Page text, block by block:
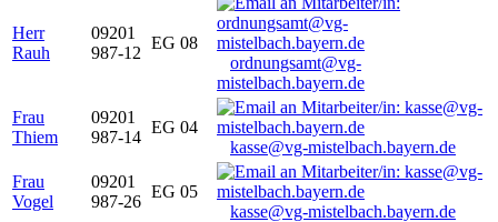
Herr
Rauh
09201
987-12
EG 08
ordnungsamt@vg-
mistelbach.bayern.de
Frau
Thiem
09201
987-14
EG 04
kasse@vg-mistelbach.bayern.de
Frau
Vogel
09201
987-26
EG 05
kasse@vg-mistelbach.bayern.de